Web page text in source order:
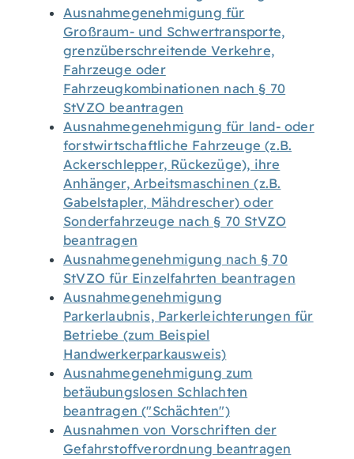
Ausnahmegenehmigung für
Großraum- und Schwertransporte,
grenzüberschreitende Verkehre,
Fahrzeuge oder
Fahrzeugkombinationen nach § 70
StVZO beantragen
Ausnahmegenehmigung für land- oder
forstwirtschaftliche Fahrzeuge (z.B.
Ackerschlepper, Rückezüge), ihre
Anhänger, Arbeitsmaschinen (z.B.
Gabelstapler, Mähdrescher) oder
Sonderfahrzeuge nach § 70 StVZO
beantragen
Ausnahmegenehmigung nach § 70
StVZO für Einzelfahrten beantragen
Ausnahmegenehmigung
Parkerlaubnis, Parkerleichterungen für
Betriebe (zum Beispiel
Handwerkerparkausweis)
Ausnahmegenehmigung zum
betäubungslosen Schlachten
beantragen ("Schächten")
Ausnahmen von Vorschriften der
Gefahrstoffverordnung beantragen